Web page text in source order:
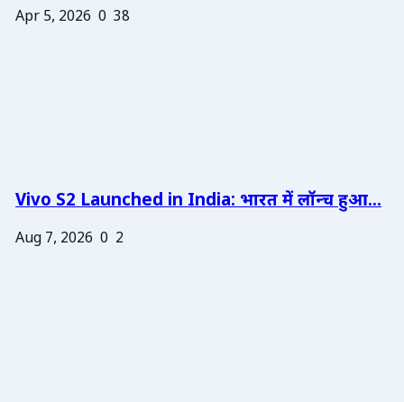
Apr 5, 2026 0 38
Vivo S2 Launched in India: भारत में लॉन्च हुआ...
Aug 7, 2026 0 2